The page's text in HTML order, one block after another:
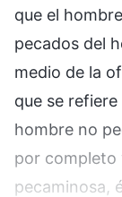
que el
pecados del
medio de la
que se
hombre no
por completo
pecaminosa,